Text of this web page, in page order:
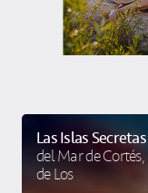
Las Islas
del Mar de
de Los